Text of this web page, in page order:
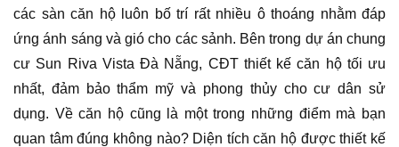
các sàn căn hộ luôn bố trí rất nhiều ô thoáng nhằm đáp
ứng ánh sáng và gió cho các sảnh. Bên trong dự án chung
cư Sun Riva Vista Đà Nẵng, CĐT thiết kế căn hộ tối ưu
nhất, đảm bảo thẩm mỹ và phong thủy cho cư dân sử
dụng. Về căn hộ cũng là một trong những điểm mà bạn
quan tâm đúng không nào? Diện tích căn hộ được thiết kế